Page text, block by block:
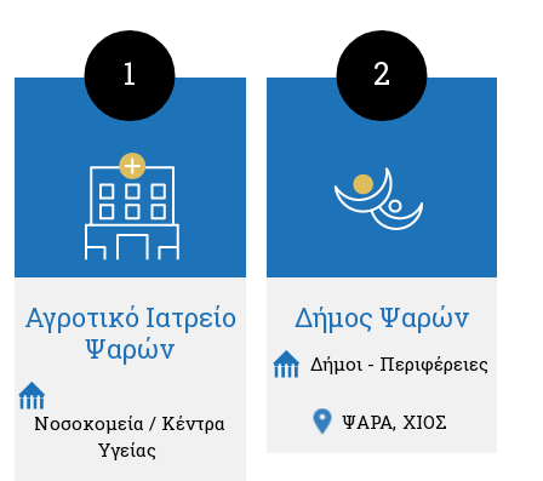
1
Αγροτικό Ιατρείο
Ψαρών
Νοσοκομεία / Κέντρα
Υγείας
2
Δήμος Ψαρών
Δήμοι - Περιφέρειες
ΨΑΡΑ ΧΙΟΣ